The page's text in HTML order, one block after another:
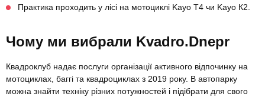
Практика проходить у лісі на мотоциклі Kayo T4 чи Kayo К2.
Чому ми вибрали Kvadro.Dnepr
Квадроклуб надає послуги організації активного відпочинку на
мотоциклах, баггі та квадроциклах з 2019 року. В автопарку
можна знайти техніку різних потужностей і підібрати для свого